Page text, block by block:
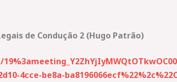
de Condução 2 (Hugo Patrão)
4cce-be8a-